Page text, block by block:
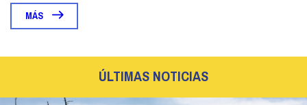
MÁS
ÚLTIMAS NOTICIAS